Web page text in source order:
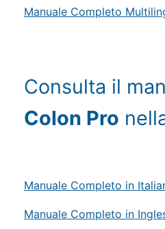
Manuale Completo
Consulta il
Colon Pro
Manuale Completo in
Manuale Completo in